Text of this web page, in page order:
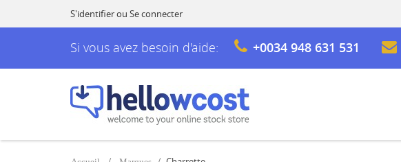
S'identifierou Se connecter
Si vous avez besoin d'aide: +0034 948 631 531